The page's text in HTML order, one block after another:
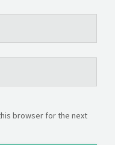
browser for the next